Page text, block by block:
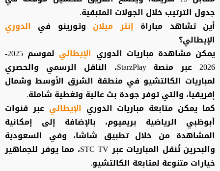
جدول الترتيب خلال الجولات المتبقية.
أين تشاهد مباراة إنتر ميلان وتورينو في الدوري
الإيطالي؟
يمكن مشاهدة مباريات الدوري الإيطالي
لموسم 2025-
2026 عبر منصة StarzPlay، الناقل الرسمي والحصري
لمباريات الكالتشيو في منطقة الشرق الأوسط وشمال
إفريقيا، والتي توفر جودة بث عالية وتغطية شاملة.
كما يمكن متابعة مباريات الدوري الإيطاليعبر قنوات
أبوظبي الرياضية بريميوم، بالإضافة إلى إمكانية
المشاهدة من خلال تطبيق شاشا، وفي السعودية
والبحرين تُنقل المباريات عبر STC TV، مما يوفر للجماهير
خيارات متنوعة لمتابعة الكالتشيو.